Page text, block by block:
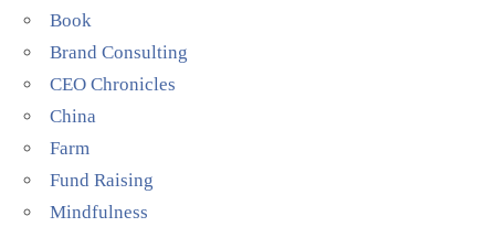
Book
Brand Consulting
CEO Chronicles
China
Farm
Fund Raising
Mindfulness